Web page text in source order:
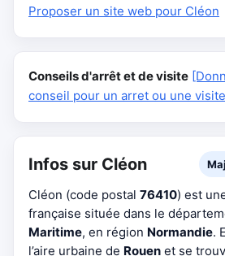
Proposer un site web pour Cléon
Conseils d'arrêt et de visite
conseil pour un arret ou une
Infos sur Cléon
Cléon (code postal 76410) est
française située dans le
Maritime, en région Normandie.
l’aire urbaine de Rouen et se